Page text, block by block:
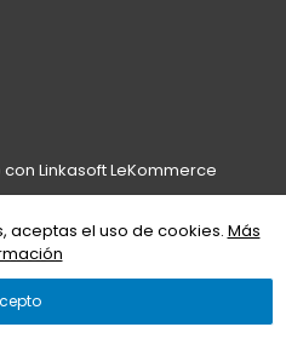
aceptas el uso de cookies. Más
con Linkasoft LeKommerce